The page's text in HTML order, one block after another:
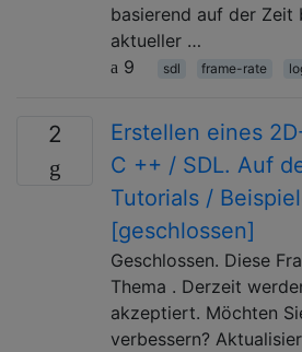
basierend auf der Zeit
aktueller …
9
sdl frame-rate
2
Erstellen eines
C ++ / SDL. Auf
Tutorials /
[geschlossen]
Geschlossen. Diese
Thema . Derzeit
akzeptiert. Möchten
verbessern?